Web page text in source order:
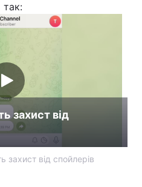
Туризм
Регіони
Статті
Думки
так:
захист від
захист від спойлерів